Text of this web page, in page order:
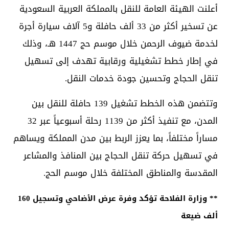
أعلنت الهيئة العامة للنقل بالمملكة العربية السعودية
عن تسخير أكثر من 33 ألف حافلة و5 آلاف سيارة أجرة
لخدمة ضيوف الرحمن خلال موسم حج 1447 هـ، وذلك
في إطار خطط تشغيلية ورقابية تهدف إلى تسهيل
تنقل الحجاج وتحسين جودة خدمات النقل.
وتتضمن هذه الخطط تشغيل 139 حافلة للنقل بين
المدن، مع تنفيذ أكثر من 1139 رحلة أسبوعياً عبر 32
مساراً مختلفاً، بما يعزز الربط بين مدن المملكة ويساهم
في تسهيل حركة تنقل الحجاج بين المنافذ والمشاعر
المقدسة والمناطق المختلفة خلال موسم الحج.
** وزارة الفلاحة تؤكد وفرة عرض الأضاحي وتسجيل 160
ألف ضيعة